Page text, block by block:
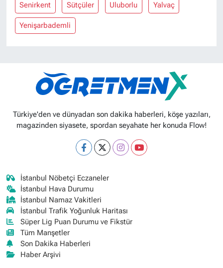
Senirkent Sütçüler Uluborlu Yalvaç
Yenişarbademli
Türkiye'den ve dünyadan son dakika haberleri, köşe yazıları,
magazinden siyasete, spordan seyahate her konuda Flow!
İstanbul Nöbetçi Eczaneler
İstanbul Hava Durumu
İstanbul Namaz Vakitleri
İstanbul Trafik Yoğunluk Haritası
Süper Lig Puan Durumu ve Fikstür
Tüm Manşetler
Son Dakika Haberleri
Haber Arşivi